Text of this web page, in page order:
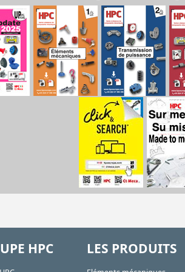
HPC LES PRODUITS